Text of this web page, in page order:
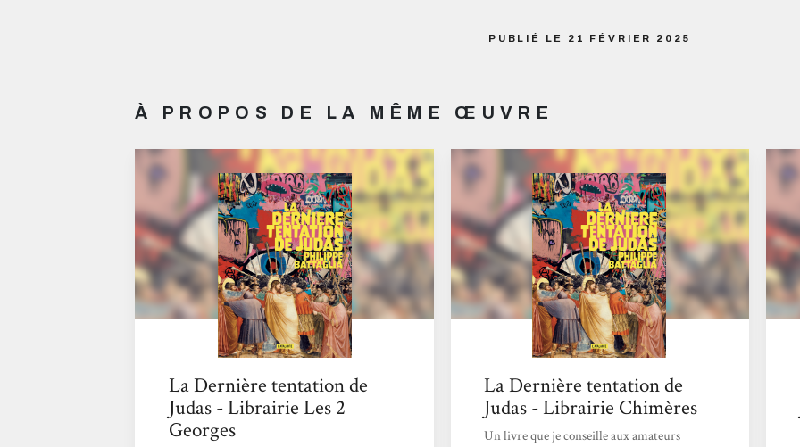
PUBLIÉ LE 21 FÉVRIER 2025
À PROPOS DE LA MÊME ŒUVRE
La Dernière tentation de
Judas - Librairie Les 2
Georges
La Dernière tentation de
Judas - Librairie Chimères
Un livre que je conseille aux amateurs